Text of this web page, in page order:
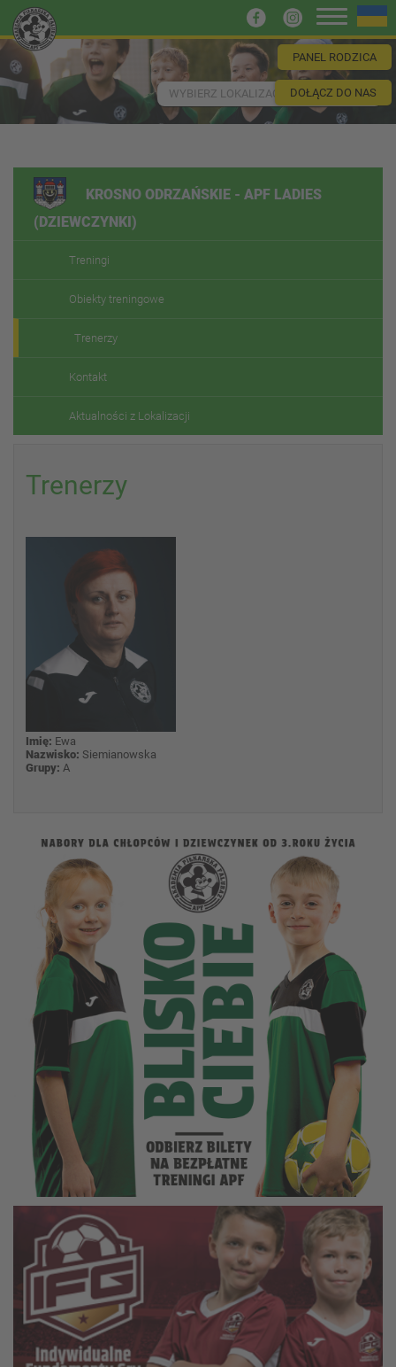
PANEL RODZICA
DOŁĄCZ DO NAS
WYBIERZ LOKALIZACJĘ
KROSNO ODRZAŃSKIE - APF LADIES
(DZIEWCZYNKI)
Treningi
Obiekty treningowe
Trenerzy
Kontakt
Aktualności z Lokalizacji
Trenerzy
Imię: Ewa
Nazwisko: Siemianowska
Grupy: A